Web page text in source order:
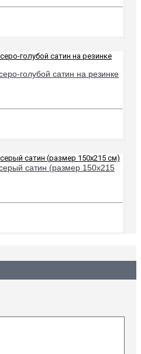
голубой сатин на резинке
сатин (размер 150х215